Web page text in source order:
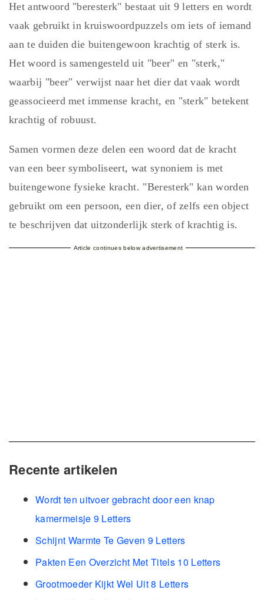
Het antwoord "beresterk" bestaat uit 9 letters en wordt
vaak gebruikt in kruiswoordpuzzels om iets of iemand
aan te duiden die buitengewoon krachtig of sterk is.
Het woord is samengesteld uit "beer" en "sterk,"
waarbij "beer" verwijst naar het dier dat vaak wordt
geassocieerd met immense kracht, en "sterk" betekent
krachtig of robuust.
Samen vormen deze delen een woord dat de kracht
van een beer symboliseert, wat synoniem is met
buitengewone fysieke kracht. "Beresterk" kan worden
gebruikt om een persoon, een dier, of zelfs een object
te beschrijven dat uitzonderlijk sterk of krachtig is.
Article continues below advertisement
Recente artikelen
Wordt ten uitvoer gebracht door een knap
kamermeisje 9 Letters
Schijnt Warmte Te Geven 9 Letters
Pakten Een Overzicht Met Titels 10 Letters
Grootmoeder Kijkt Wel Uit 8 Letters